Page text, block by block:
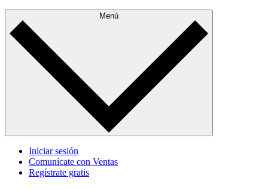
Menú
Iniciar sesión
Comunícate con Ventas
Regístrate gratis